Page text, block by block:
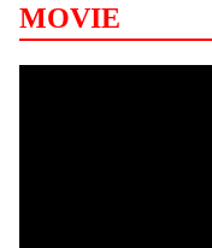
MOVIE